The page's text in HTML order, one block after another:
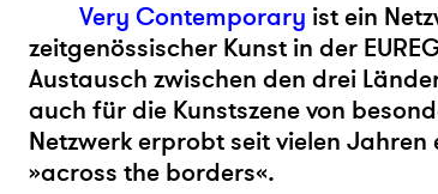
Very Contemporary ist ein
zeitgenössischer Kunst in der
Austausch zwischen den drei
auch für die Kunstszene von
Netzwerk erprobt seit vielen Jahren
»across the borders«.